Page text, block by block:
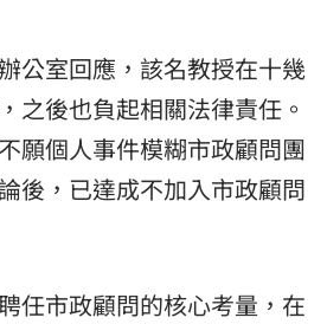
公室回應，該名教授在十幾
之後也負起相關法律責任。
願個人事件模糊市政顧問團
後，已達成不加入市政顧問
任市政顧問的核心考量，在